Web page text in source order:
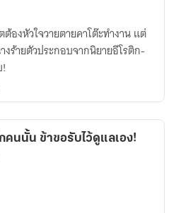
องหัวใจวายตายคาโต๊ะทำงาน แต่
ร้ายตัวประกอบจากนิยายอีโรติก-
!
คนนั้น ข้าขอรับไว้ดูแลเอง!